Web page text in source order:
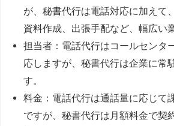
が、秘書代行は電話対応に加えて
資料作成、出張手配など、幅広い
担当者：電話代行はコールセンタ
応しますが、秘書代行は企業に常
す。
料金：電話代行は通話量に応じて
ですが、秘書代行は月額料金で契